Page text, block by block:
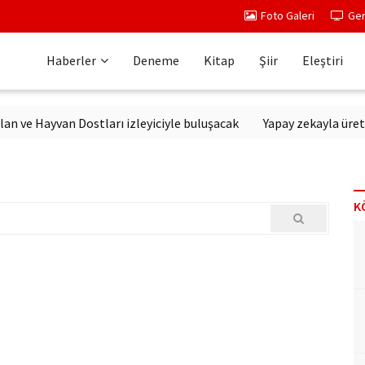
Foto Galeri
Haberler Deneme Kitap Şiir Eleştiri
Hayvan Dostları izleyiciyle buluşacak Yapay zekayla üretilen